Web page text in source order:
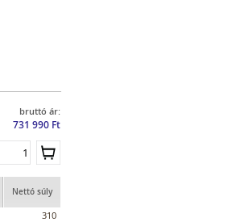
bruttó ár:
731 990 Ft
Nettó súly
310